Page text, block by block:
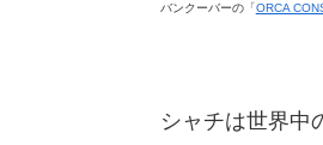
バンクーバーの「ORCA
シャチは世界中